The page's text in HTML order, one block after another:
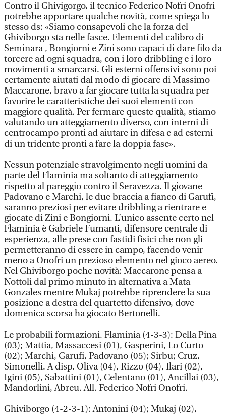
Contro il Ghivigorgo, il tecnico Federico Nofri Onofri
potrebbe apportare qualche novità, come spiega lo
stesso ds: «Siamo consapevoli che la forza del
Ghiviborgo sta nelle fasce. Elementi del calibro di
Seminara , Bongiorni e Zini sono capaci di dare filo da
torcere ad ogni squadra, con i loro dribbling e i loro
movimenti a smarcarsi. Gli esterni offensivi sono poi
certamente aiutati dal modo di giocare di Massimo
Maccarone, bravo a far giocare tutta la squadra per
favorire le caratteristiche dei suoi elementi con
maggiore qualità. Per fermare queste qualità, stiamo
valutando un atteggiamento diverso, con interni di
centrocampo pronti ad aiutare in difesa e ad esterni
di un tridente pronti a fare la doppia fase».
Nessun potenziale stravolgimento negli uomini da
parte del Flaminia ma soltanto di atteggiamento
rispetto al pareggio contro il Seravezza. Il giovane
Padovano e Marchi, le due braccia a fianco di Garufi,
saranno preziosi per evitare dribbling a rientrare e
giocate di Zini e Bongiorni. L’unico assente certo nel
Flaminia è Gabriele Fumanti, difensore centrale di
esperienza, alle prese con fastidi fisici che non gli
permetteranno di essere in campo, facendo venir
meno a Onofri un prezioso elemento nel gioco aereo.
Nel Ghiviborgo poche novità: Maccarone pensa a
Nottoli dal primo minuto in alternativa a Mata
Gonzales mentre Mukaj potrebbe riprendere la sua
posizione a destra del quartetto difensivo, dove
domenica scorsa ha giocato Bertonelli.
Le probabili formazioni. Flaminia (4-3-3): Della Pina
(03); Mattia, Massaccesi (01), Gasperini, Lo Curto
(02); Marchi, Garufi, Padovano (05); Sirbu; Cruz,
Simonelli. A disp. Oliva (04), Rizzo (04), Ilari (02),
Igini (05), Sabattini (01), Celentano (01), Ancillai (03),
Mandorlini, Abreu. All. Federico Nofri Onofri.
Ghiviborgo (4-2-3-1): Antonini (04); Mukaj (02),